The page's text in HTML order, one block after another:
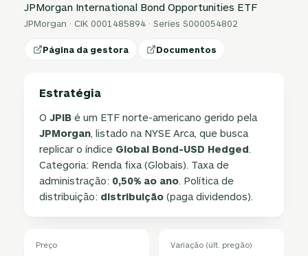
JPMorgan International Bond Opportunities ETF
JPMorgan · CIK 0001485894 · Series S000054802
Página da gestora Documentos
Estratégia
OJPIB é um ETF norte-americano gerido pela
JPMorgan, listado na NYSE Arca, que busca
replicar o índice Global Bond-USD Hedged.
Categoria: Renda fixa (Globais). Taxa de
administração: 0,50% ao ano. Política de
distribuição: distribuição (paga dividendos).
Preço Variação (últ. pregão)